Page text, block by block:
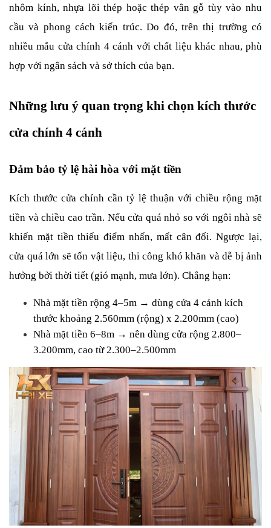
nhôm kính, nhựa lõi thép hoặc thép vân gỗ tùy vào nhu
cầu và phong cách kiến trúc. Do đó, trên thị trường có
nhiều mẫu cửa chính 4 cánh với chất liệu khác nhau, phù
hợp với ngân sách và sở thích của bạn.
Những lưu ý quan trọng khi chọn kích thước
cửa chính 4 cánh
Đảm bảo tỷ lệ hài hòa với mặt tiền
Kích thước cửa chính cần tỷ lệ thuận với chiều rộng mặt
tiền và chiều cao trần. Nếu cửa quá nhỏ so với ngôi nhà sẽ
khiến mặt tiền thiếu điểm nhấn, mất cân đối. Ngược lại,
cửa quá lớn sẽ tốn vật liệu, thi công khó khăn và dễ bị ảnh
hưởng bởi thời tiết (gió mạnh, mưa lớn). Chẳng hạn:
Nhà mặt tiền rộng 4–5m → dùng cửa 4 cánh kích
thước khoảng 2.560mm (rộng) x 2.200mm (cao)
Nhà mặt tiền 6–8m → nên dùng cửa rộng 2.800–
3.200mm, cao từ 2.300–2.500mm